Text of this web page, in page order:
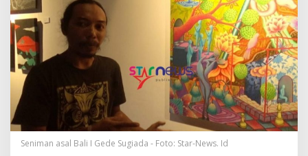
a
d
a
r
P
m
e
r
a
n
,
Seniman asal Bali I Gede Sugiada - Foto: Star-News. Id